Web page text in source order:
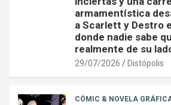
armamentística
a Scarlett y Destro
donde nadie sabe
realmente de su
29/07/2026 Distópolis
CÓMIC & NOVELA